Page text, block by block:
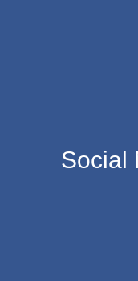
Social